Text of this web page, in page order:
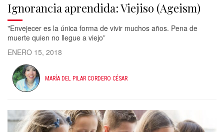
Ignorancia aprendida: Viejiso (Ageism)
"Envejecer es la única forma de vivir muchos años. Pena de
muerte quien no llegue a viejo”
ENERO 15, 2018
MARÍA DEL PILAR CORDERO CÉSAR